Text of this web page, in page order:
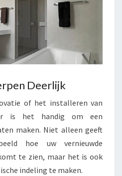
Deerlijk
of het installeren van
is het handig om een
maken. Niet alleen geeft
hoe uw vernieuwde
te zien, maar het is ook
indeling te maken.